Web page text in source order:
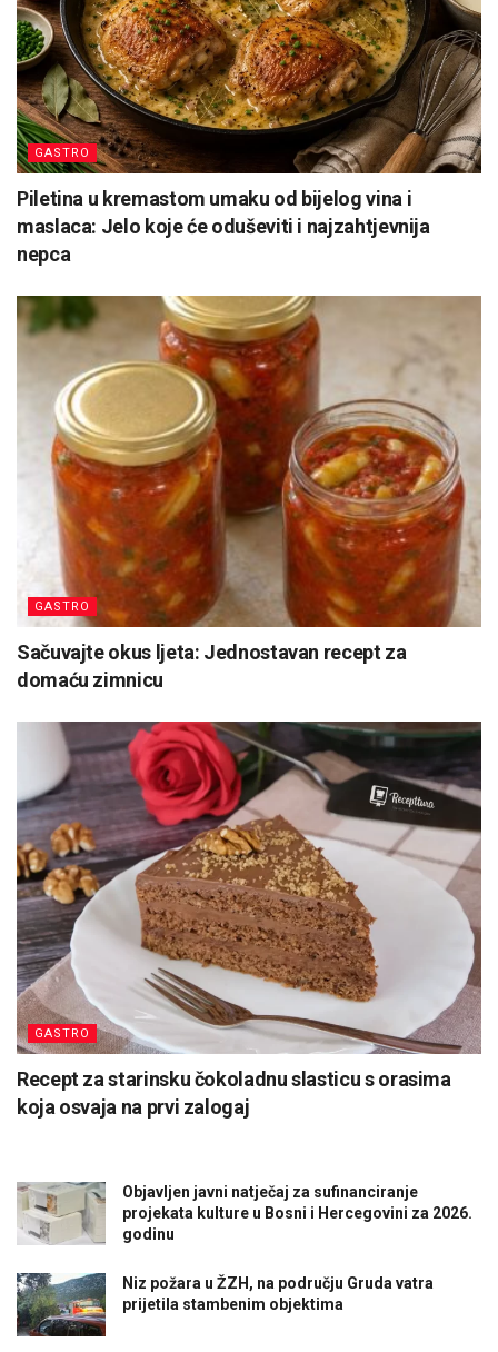
GASTRO
Piletina u kremastom umaku od bijelog vina i
maslaca: Jelo koje će oduševiti i najzahtjevnija
nepca
GASTRO
Sačuvajte okus ljeta: Jednostavan recept za
domaću zimnicu
GASTRO
Recept za starinsku čokoladnu slasticu s orasima
koja osvaja na prvi zalogaj
Objavljen javni natječaj za sufinanciranje
projekata kulture u Bosni i Hercegovini za 2026.
godinu
Niz požara u ŽZH, na području Gruda vatra
prijetila stambenim objektima